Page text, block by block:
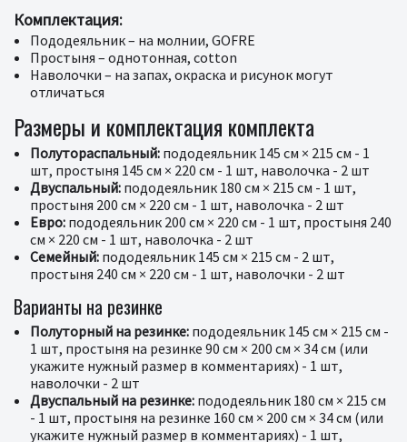
Комплектация:
Пододеяльник – на молнии, GOFRE
Простыня – однотонная, cotton
Наволочки – на запах, окраска и рисунок могут
отличаться
Размеры и комплектация комплекта
Полутораспальный: пододеяльник 145 см × 215 см - 1
шт, простыня 145 см × 220 см - 1 шт, наволочка - 2 шт
Двуспальный: пододеяльник 180 см × 215 см - 1 шт,
простыня 200 см × 220 см - 1 шт, наволочка - 2 шт
Евро: пододеяльник 200 см × 220 см - 1 шт, простыня 240
см × 220 см - 1 шт, наволочка - 2 шт
Семейный: пододеяльник 145 см × 215 см - 2 шт,
простыня 240 см × 220 см - 1 шт, наволочки - 2 шт
Варианты на резинке
Полуторный на резинке: пододеяльник 145 см × 215 см -
1 шт, простыня на резинке 90 см × 200 см × 34 см (или
укажите нужный размер в комментариях) - 1 шт,
наволочки - 2 шт
Двуспальный на резинке: пододеяльник 180 см × 215 см
- 1 шт, простыня на резинке 160 см × 200 см × 34 см (или
укажите нужный размер в комментариях) - 1 шт,